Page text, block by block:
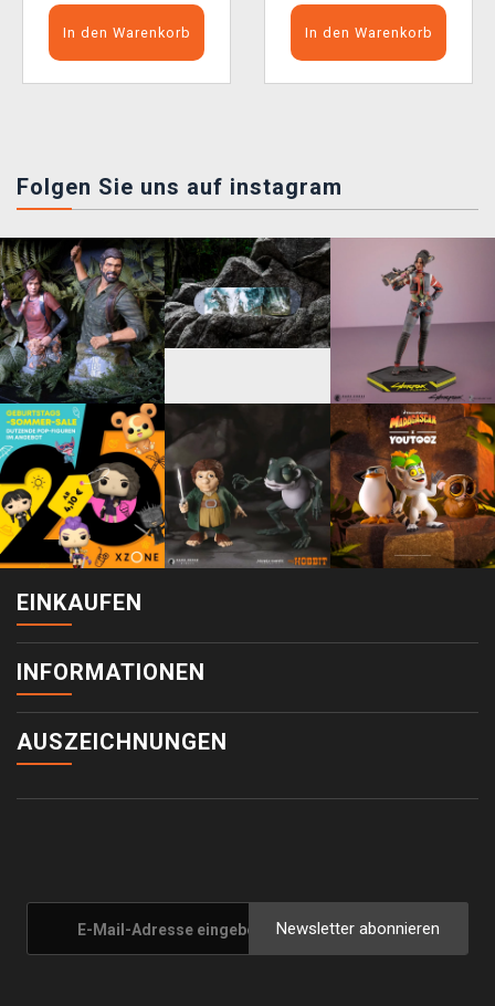
In den Warenkorb In den Warenkorb
Folgen Sie uns auf instagram
EINKAUFEN
INFORMATIONEN
AUSZEICHNUNGEN
Newsletter abonnieren